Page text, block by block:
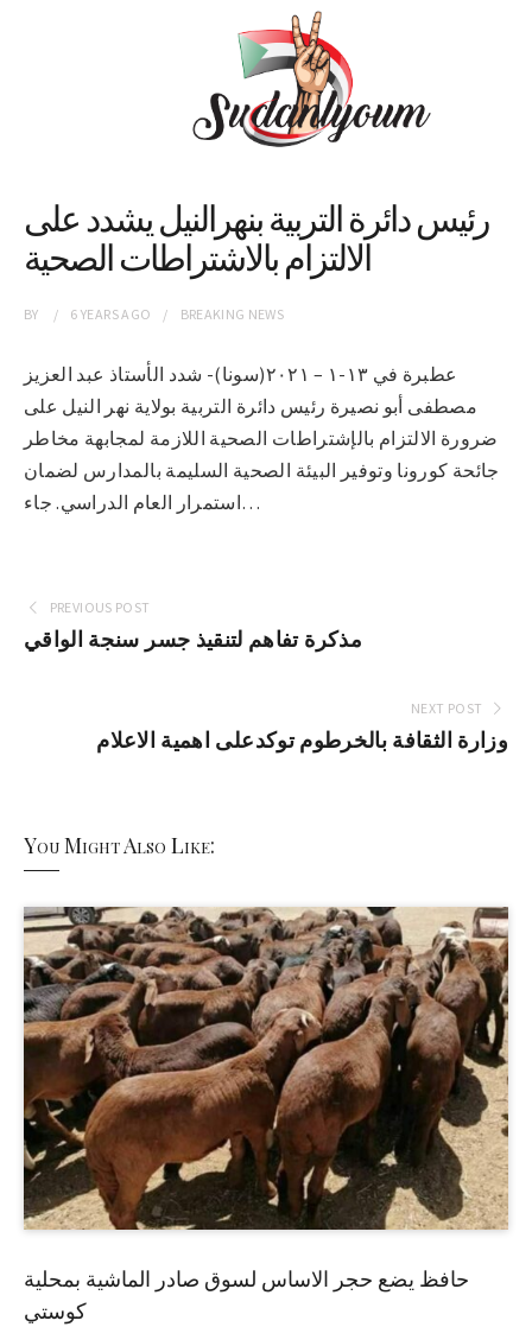
رئيس دائرة التربية بنهرالنيل يشدد على
الالتزام بالاشتراطات الصحية
BY 6 YEARSAGO BREAKING NEWS
عطبرة في ١٣-١ – ٢٠٢١(سونا)- شدد الأستاذ عبد العزيز
مصطفى أبو نصيرة رئيس دائرة التربية بولاية نهر النيل على
ضرورة الالتزام بالإشتراطات الصحية اللازمة لمجابهة مخاطر
جائحة كورونا وتوفير البيئة الصحية السليمة بالمدارس لضمان
استمرار العام الدراسي. جاء…
PREVIOUS POST
مذكرة تفاهم لتنقيذ جسر سنجة الواقي
NEXT POST
وزارة الثقافة بالخرطوم توكدعلى اهمية الاعلام
You Might Also Like:
حافظ يضع حجر الاساس لسوق صادر الماشية بمحلية
كوستي